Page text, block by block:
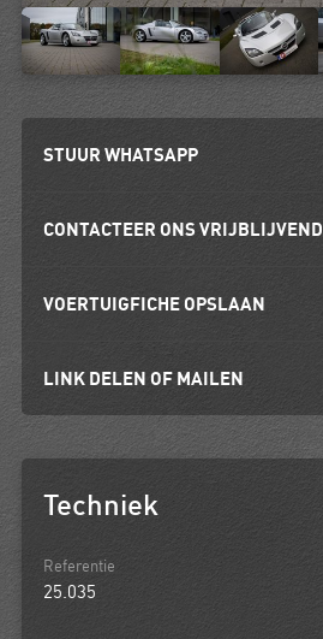
STUUR WHATSAPP
CONTACTEER ONS VRIJBLIJVEND
VOERTUIGFICHE OPSLAAN
LINK DELEN OF MAILEN
Techniek
Referentie
25.035